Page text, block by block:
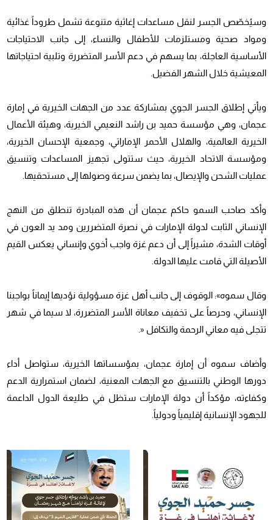
وسيُخصّص الجسر لنقل مساعدات إغاثية متنوعة تشمل طروداً غذائية
ومواد صحية ومستلزمات للأطفال والنساء، إلى جانب الاحتياجات
الأساسية العاجلة، بما يسهم في دعم الأسر المتضررة وتلبية احتياجاتها
المعيشية خلال الشهر الفضيل.
ويأتي إطلاق الجسر الجوي بمشاركة عدد من الجهات الخيرية في إمارة
عجمان، وهي مؤسسة حميد بن راشد النعيمي الخيرية، وهيئة الأعمال
الخيرية العالمية، والهلال الأحمر الإماراتي، وجمعية الإحسان الخيرية،
ومؤسسة الاتحاد الخيرية، حيث ستتولى تجهيز المساعدات وتنسيق
عمليات الشحن والإيصال، بما يضمن سرعة وصولها إلى مستحقيها.
وأكد صاحب السمو حاكم عجمان أن هذه المبادرة تنطلق من النهج
الإنساني الثابت لدولة الإمارات في نصرة المتضررين ومد يد العون في
أوقات الشدة، مشيراً إلى أن دعم غزة واجب أخوي وإنساني يعكس القيم
الأصيلة التي قامت عليها الدولة.
وقال سموه»: الوقوف إلى جانب أهل غزة مسؤولية نؤديها إيماناً بواجبنا
الإنساني، وحرصاً على تخفيف معاناة الأسر المتضررة، لا سيما في شهر
تتجلى فيه معاني الرحمة والتكافل «.
وأضاف سموه أن إمارة عجمان، بمؤسساتها الخيرية، ستواصل أداء
دورها الوطني بالتنسيق مع الجهات المعنية، لضمان استمرارية الدعم
وكفاءته، مؤكداً أن دولة الإمارات ستظل في طليعة الدول الداعمة
للجهود الإنسانية إقليمياً ودولياً.